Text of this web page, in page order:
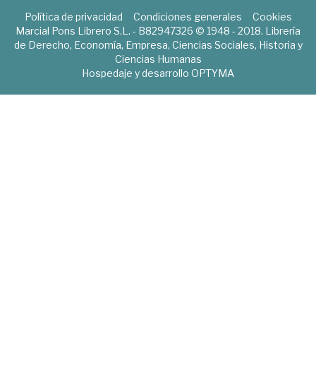
Política de privacidad Condiciones generales
Cookies
Marcial Pons Librero S.L. - B82947326 © 1948 - 2018. Librería
de Derecho, Economía, Empresa, Ciencias Sociales, Historia y
Ciencias Humanas
Hospedaje y desarrollo OPTYMA